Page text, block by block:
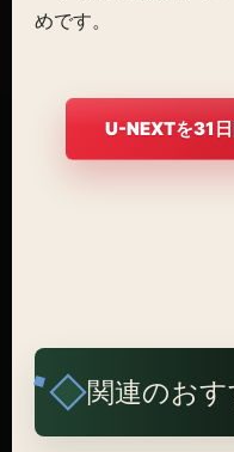
めです。
U-NEXTを31
関連のお